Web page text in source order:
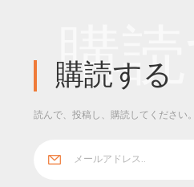
購読
購読する
読んで、投稿し、購読してください